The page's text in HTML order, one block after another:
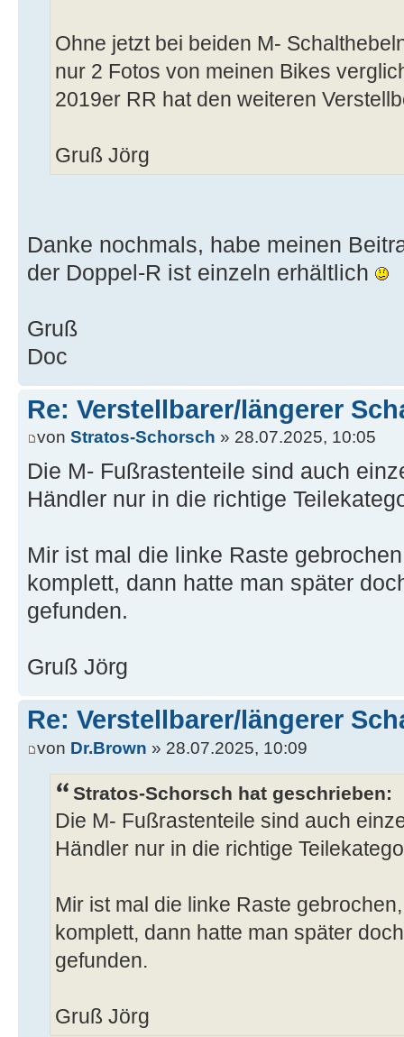
Ohne jetzt bei beiden M-
nur 2 Fotos von meinen Bikes
2019er RR hat den weiteren
Gruß Jörg
Danke nochmals, habe meinen
der Doppel-R ist einzeln erhältlich
Gruß
Doc
Re: Verstellbarer/längerer
von Stratos-Schorsch » 28.07.2025, 10:05
Die M- Fußrastenteile sind auch
Händler nur in die richtige
Mir ist mal die linke Raste
komplett, dann hatte man später
gefunden.
Gruß Jörg
Re: Verstellbarer/längerer
von Dr.Brown » 28.07.2025, 10:09
Stratos-Schorsch hat geschrieben:
Die M- Fußrastenteile sind auch
Händler nur in die richtige
Mir ist mal die linke Raste
komplett, dann hatte man später
gefunden.
Gruß Jörg